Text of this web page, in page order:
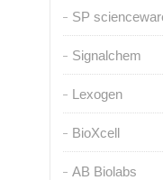
SP
Signalchem
Lexogen
BioXcell
AB Biolabs